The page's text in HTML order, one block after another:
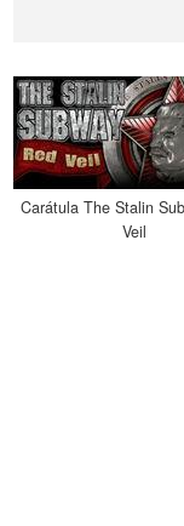
Carátula The Stalin
Veil